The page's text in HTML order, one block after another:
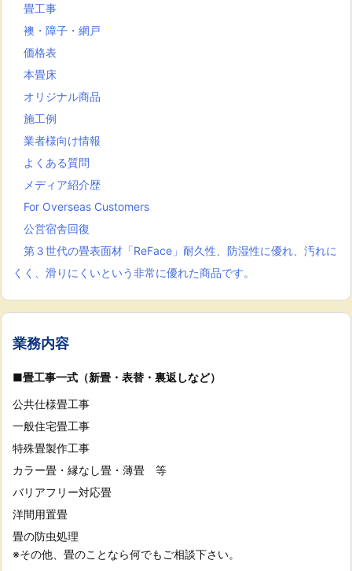
畳工事
襖・障子・網戸
価格表
本畳床
オリジナル商品
施工例
業者様向け情報
よくある質問
メディア紹介歴
For Overseas Customers
公営宿舎回復
第３世代の畳表面材「ReFace」耐久性、防湿性に優れ、汚れに
くく、滑りにくいという非常に優れた商品です。
業務内容
■畳工事一式（新畳・表替・裏返しなど）
公共仕様畳工事
一般住宅畳工事
特殊畳製作工事
カラー畳・縁なし畳・薄畳 等
バリアフリー対応畳
洋間用置畳
畳の防虫処理
※その他、畳のことなら何でもご相談下さい。